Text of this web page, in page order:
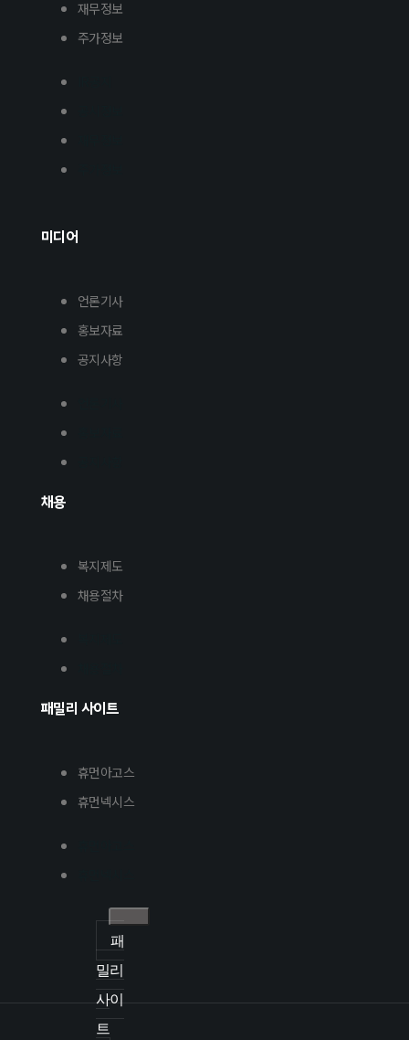
재무정보
주가정보
미디어
언론기사
홍보자료
공지사항
채용
복지제도
채용절차
패밀리 사이트
휴먼아고스
휴먼넥시스
패
밀리
사이
트